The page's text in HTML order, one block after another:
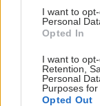
I want to
Personal
Opted In
I want to
Retention,
Personal
Purposes for
Opted Out